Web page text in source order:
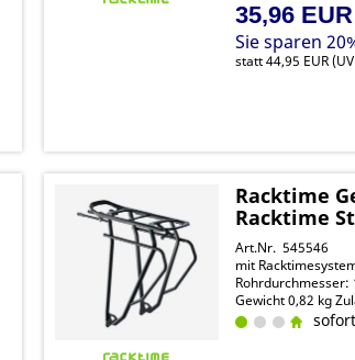
35,96 EUR
Sie sparen
statt44,95 EUR(
Racktime
Racktime
Art.Nr. 545546
mit
Rohrdurchmesser:
Gewicht 0,82 kg